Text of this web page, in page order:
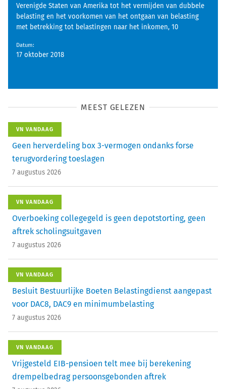
Verenigde Staten van Amerika tot het vermijden van dubbele
belasting en het voorkomen van het ontgaan van belasting
met betrekking tot belastingen naar het inkomen, 10
Datum:
17 oktober 2018
MEEST GELEZEN
VN VANDAAG
Geen herverdeling box 3-vermogen ondanks forse
terugvordering toeslagen
7 augustus 2026
VN VANDAAG
Overboeking collegegeld is geen depotstorting, geen
aftrek scholingsuitgaven
7 augustus 2026
VN VANDAAG
Besluit Bestuurlijke Boeten Belastingdienst aangepast
voor DAC8, DAC9 en minimumbelasting
7 augustus 2026
VN VANDAAG
Vrijgesteld EIB-pensioen telt mee bij berekening
drempelbedrag persoonsgebonden aftrek